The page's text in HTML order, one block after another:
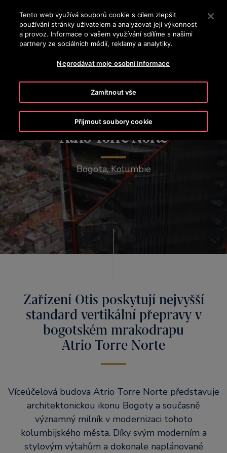
Stisknutím klávesy Enter přeskočíte na hlavní obsah
VYHLEDÁVÁNÍ
Atrio Torre Norte
Bogota, Kolumbie
Zařízení Otis poskytují nejvyšší
standard vertikální přepravy v
bogotském mrakodrapu
Atrio Torre Norte
Víceúčelová budova Atrio Torre Norte představuje
architektonickou ikonu Bogoty a současně
významný milník v modernizaci tohoto
kolumbijského města. Díky svým moderním a
stylovým výtahům a dokonale naplánované
Tento web využívá souborů cookie s cílem zlepšit
používání stránky uživatelem a analyzovat její výkonnost
a provoz. Informace o vašem využívání sdílíme s našimi
partnery ze sociálních médií, reklamy a analytiky.
Neprodávat moje osobní informace
Zamítnout vše
Přijmout soubory cookie